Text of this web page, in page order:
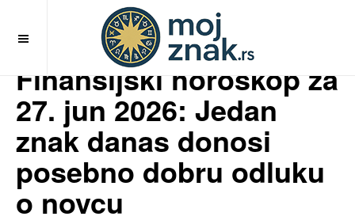
Finansijski horoskop za
27. jun 2026: Jedan
znak danas donosi
posebno dobru odluku
o novcu